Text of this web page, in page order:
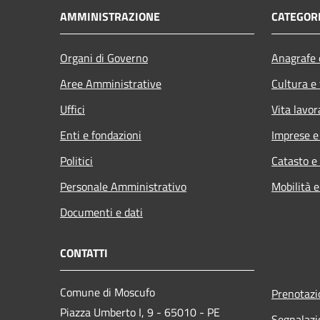
AMMINISTRAZIONE
Organi di Governo
Aree Amministrative
Uffici
Enti e fondazioni
Politici
Personale Amministrativo
Documenti e dati
Cultura
Vita
Imprese
Catasto
Mobilità
CONTATTI
Comune di Moscufo
Piazza Umberto I, 9 - 65010 - PE